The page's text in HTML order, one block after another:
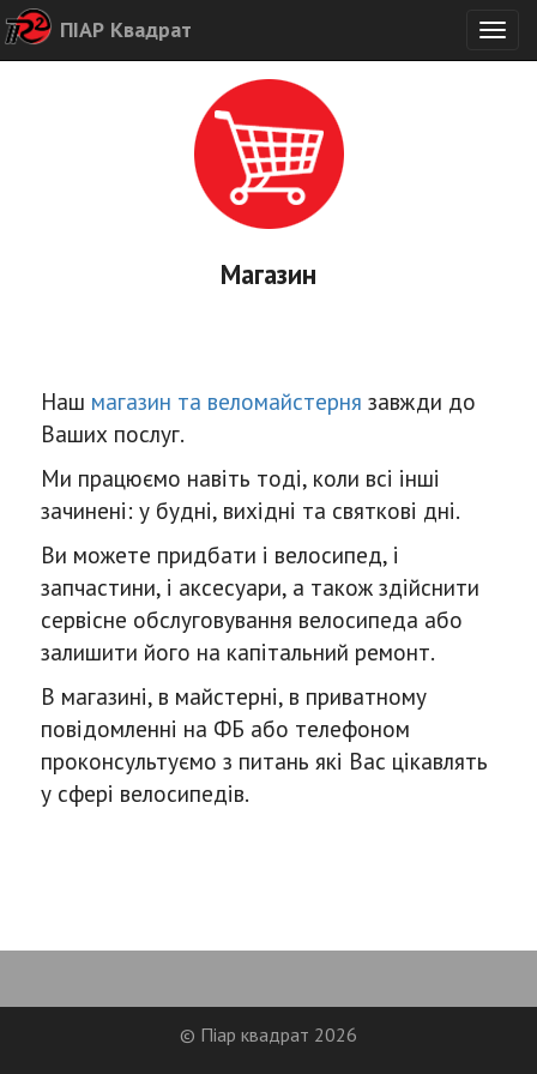
ПІАР Квадрат
Магазин
Наш магазин та веломайстерня завжди до
Ваших послуг.
Ми працюємо навіть тоді, коли всі інші
зачинені: у будні, вихідні та святкові дні.
Ви можете придбати і велосипед, і
запчастини, і аксесуари, а також здійснити
сервісне обслуговування велосипеда або
залишити його на капітальний ремонт.
В магазині, в майстерні, в приватному
повідомленні на ФБ або телефоном
проконсультуємо з питань які Вас цікавлять
у сфері велосипедів.
© Піар квадрат 2026